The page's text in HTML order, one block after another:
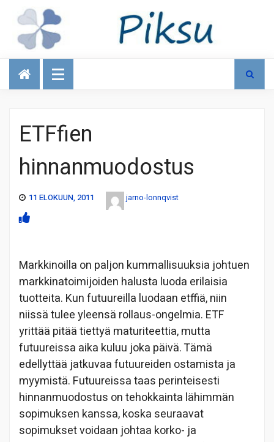
Talous
ETFfien
hinnanmuodostus
11 ELOKUUN, 2011 jarno-lonnqvist
Markkinoilla on paljon kummallisuuksia johtuen
markkinatoimijoiden halusta luoda erilaisia
tuotteita. Kun futuureilla luodaan etffiä, niin
niissä tulee yleensä rollaus-ongelmia. ETF
yrittää pitää tiettyä maturiteettia, mutta
futuureissa aika kuluu joka päivä. Tämä
edellyttää jatkuvaa futuureiden ostamista ja
myymistä. Futuureissa taas perinteisesti
hinnanmuodostus on tehokkainta lähimmän
sopimuksen kanssa, koska seuraavat
sopimukset voidaan johtaa korko- ja